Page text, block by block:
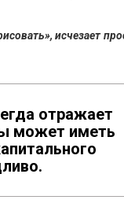
исчезает
отражает
может иметь